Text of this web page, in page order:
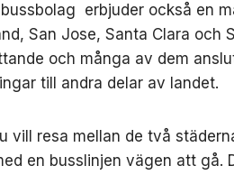
erbjuder också en
San Jose, Santa Clara och
och många av dem
till andra delar av landet.
vill resa mellan de två
en busslinjen vägen att gå.